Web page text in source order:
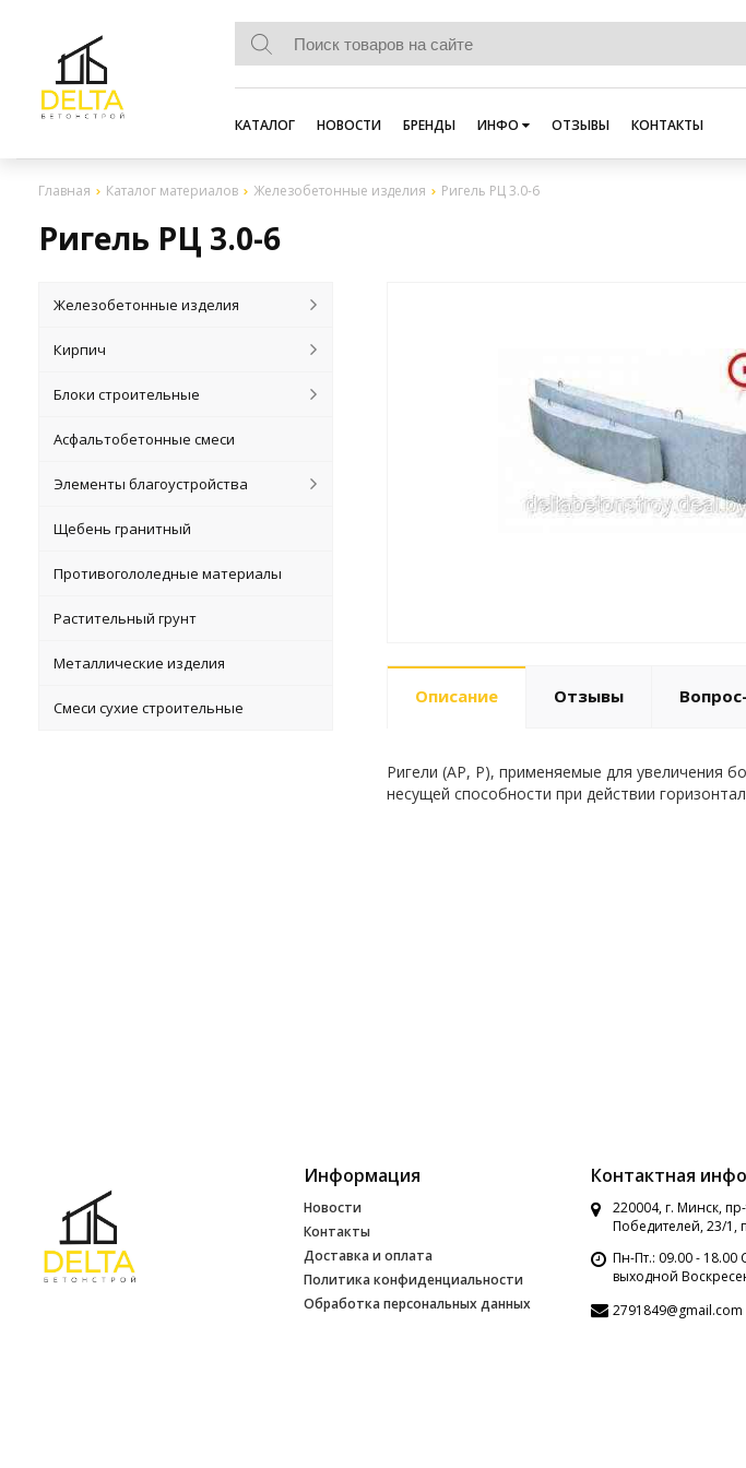
КАТАЛОГ НОВОСТИ БРЕНДЫ ИНФО ОТЗЫВЫ КОНТАКТЫ
Главная Каталог материалов Железобетонные изделия Ригель РЦ 3.0-6
Ригель РЦ 3.0-6
Железобетонные изделия
Кирпич
Блоки строительные
Асфальтобетонные смеси
Элементы благоустройства
Щебень гранитный
Противогололедные материалы
Растительный грунт
Металлические изделия
Смеси сухие строительные
Описание Отзывы
Ригели (АР, Р), применяемые для увеличения
несущей способности при действии
Информация
Новости
Контакты
Доставка и оплата
Политика конфиденциальности
Обработка персональных данных
Контактная
220004, г. Минск,
Победителей, 23/1,
Пн-Пт.: 09.00 - 18.00
выходной
2791849@gmail.com